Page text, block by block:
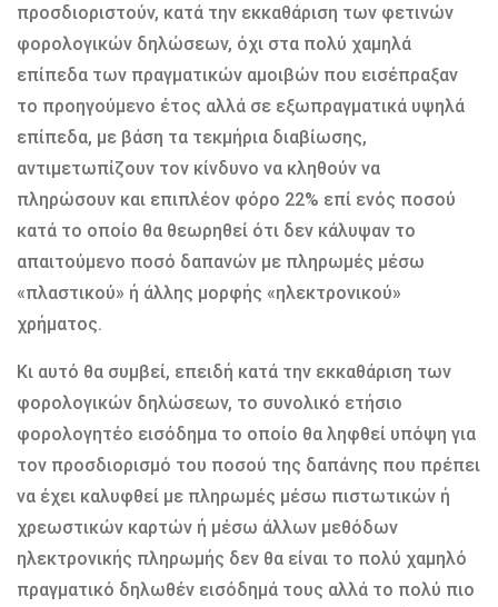
προσδιοριστούν, κατά την εκκαθάριση των φετινών
φορολογικών δηλώσεων, όχι στα πολύ χαμηλά
επίπεδα των πραγματικών αμοιβών που εισέπραξαν
το προηγούμενο έτος αλλά σε εξωπραγματικά υψηλά
επίπεδα, με βάση τα τεκμήρια διαβίωσης,
αντιμετωπίζουν τον κίνδυνο να κληθούν να
πληρώσουν και επιπλέον φόρο 22% επί ενός ποσού
κατά το οποίο θα θεωρηθεί ότι δεν κάλυψαν το
απαιτούμενο ποσό δαπανών με πληρωμές μέσω
«πλαστικού» ή άλλης μορφής «ηλεκτρονικού»
χρήματος.
Κι αυτό θα συμβεί, επειδή κατά την εκκαθάριση των
φορολογικών δηλώσεων, το συνολικό ετήσιο
φορολογητέο εισόδημα το οποίο θα ληφθεί υπόψη για
τον προσδιορισμό του ποσού της δαπάνης που πρέπει
να έχει καλυφθεί με πληρωμές μέσω πιστωτικών ή
χρεωστικών καρτών ή μέσω άλλων μεθόδων
ηλεκτρονικής πληρωμής δεν θα είναι το πολύ χαμηλό
πραγματικό δηλωθέν εισόδημά τους αλλά το πολύ πιο